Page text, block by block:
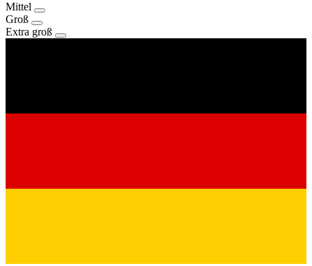
Mittel
Groß
Extra groß